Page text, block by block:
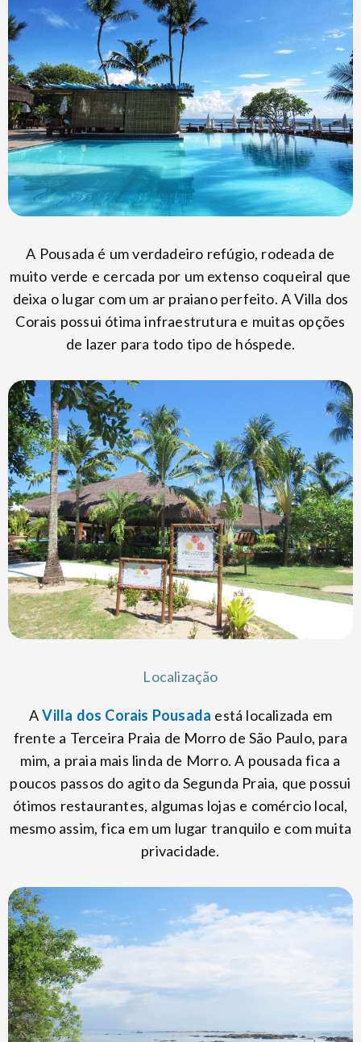
A Pousada é um verdadeiro refúgio, rodeada de
muito verde e cercada por um extenso coqueiral que
deixa o lugar com um ar praiano perfeito. A Villa dos
Corais possui ótima infraestrutura e muitas opções
de lazer para todo tipo de hóspede.
Localização
AVilla dos Corais Pousada está localizada em
frente a Terceira Praia de Morro de São Paulo, para
mim, a praia mais linda de Morro. A pousada fica a
poucos passos do agito da Segunda Praia, que possui
ótimos restaurantes, algumas lojas e comércio local,
mesmo assim, fica em um lugar tranquilo e com muita
privacidade.